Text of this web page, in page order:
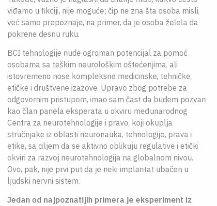
viđamo u fikciji, nije moguće; čip ne zna šta osoba misli,
već samo prepoznaje, na primer, da je osoba želela da
pokrene desnu ruku.
BCI tehnologije nude ogroman potencijal za pomoć
osobama sa teškim neurološkim oštećenjima, ali
istovremeno nose kompleksne medicinske, tehničke,
etičke i društvene izazove. Upravo zbog potrebe za
odgovornim pristupom, imao sam čast da budem pozvan
kao član panela eksperata u okviru međunarodnog
Centra za neurotehnologije i pravo, koji okuplja
stručnjake iz oblasti neuronauka, tehnologije, prava i
etike, sa ciljem da se aktivno oblikuju regulative i etički
okviri za razvoj neurotehnologija na globalnom nivou.
Ovo, pak, nije prvi put da je neki implantat ubačen u
ljudski nervni sistem.
Jedan od najpoznatijih primera je eksperiment iz